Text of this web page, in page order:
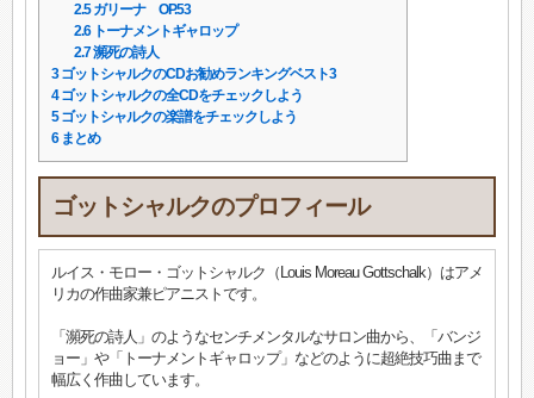
2.5ガリーナ OP.53
2.6トーナメントギャロップ
2.7瀕死の詩人
3ゴットシャルクのCDお勧めランキングベスト3
4ゴットシャルクの全CDをチェックしよう
5ゴットシャルクの楽譜をチェックしよう
6まとめ
ゴットシャルクのプロフィール
ルイス・モロー・ゴットシャルク（Louis Moreau Gottschalk）はアメ
リカの作曲家兼ピアニストです。
「瀕死の詩人」のようなセンチメンタルなサロン曲から、「バンジ
ョー」や「トーナメントギャロップ」などのように超絶技巧曲まで
幅広く作曲しています。